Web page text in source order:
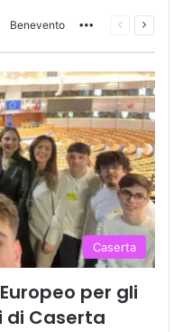
Benevento More Pagina
Caserta
per gli
di Caserta